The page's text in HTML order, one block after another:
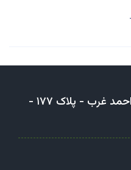
تهران - جلال آل احمد غرب - پلاک ۱۷۷ -